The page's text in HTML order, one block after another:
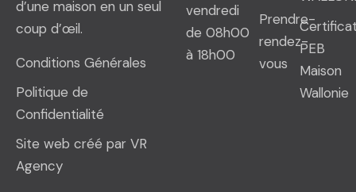
d’une maison en un seul
coup d’œil.
Conditions Générales
Politique de
Confidentialité
Site web créé par VR
Agency
vendredi
de 08h00
à 18h00
Prendre-
rendez-
vous
PEB
Maison
Wallonie